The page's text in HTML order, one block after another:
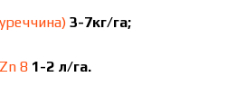
3-7кг/га;
8 1-2 л/га.